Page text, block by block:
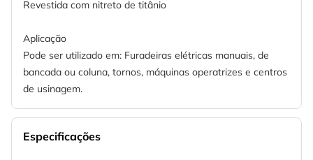
Revestida com nitreto de titânio
Aplicação
Pode ser utilizado em: Furadeiras elétricas manuais, de
bancada ou coluna, tornos, máquinas operatrizes e centros
de usinagem.
Especificações